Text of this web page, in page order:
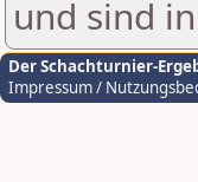
und sind
Der Schachturnier-
Impressum /